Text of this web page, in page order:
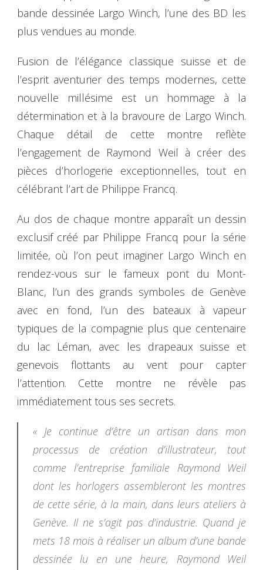
bande dessinée Largo Winch, l’une des BD les
plus vendues au monde.
Fusion de l’élégance classique suisse et de
l’esprit aventurier des temps modernes, cette
nouvelle millésime est un hommage à la
détermination et à la bravoure de Largo Winch.
Chaque détail de cette montre reflète
l’engagement de Raymond Weil à créer des
pièces d’horlogerie exceptionnelles, tout en
célébrant l’art de Philippe Francq.
Au dos de chaque montre apparaît un dessin
exclusif créé par Philippe Francq pour la série
limitée, où l’on peut imaginer Largo Winch en
rendez-vous sur le fameux pont du Mont-
Blanc, l’un des grands symboles de Genève
avec en fond, l’un des bateaux à vapeur
typiques de la compagnie plus que centenaire
du lac Léman, avec les drapeaux suisse et
genevois flottants au vent pour capter
l’attention. Cette montre ne révèle pas
immédiatement tous ses secrets.
« Je continue d’être un artisan dans mon
processus de création d’illustrateur, tout
comme l’entreprise familiale Raymond Weil
dont les horlogers assembleront les montres
de cette série, à la main, dans leurs ateliers à
Genève. Il ne s’agit pas d’industrie. Quand je
mets 18 mois à réaliser un album d’une bande
dessinée lu en une heure, Raymond Weil